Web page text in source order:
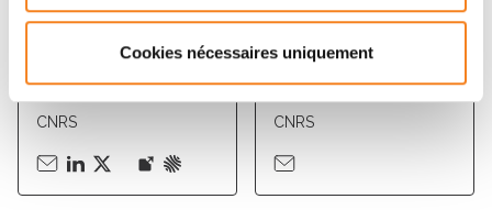
Cookies nécessaires uniquement
GENEVIEVE
ALMOUZNI
CNRS
JEAN-PIERRE
QUIVY
CNRS